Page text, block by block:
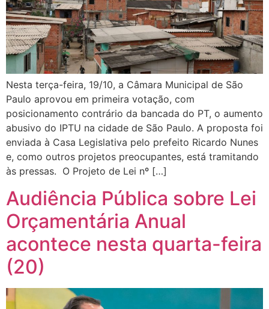
Nesta terça-feira, 19/10, a Câmara Municipal de São
Paulo aprovou em primeira votação, com
posicionamento contrário da bancada do PT, o aumento
abusivo do IPTU na cidade de São Paulo. A proposta foi
enviada à Casa Legislativa pelo prefeito Ricardo Nunes
e, como outros projetos preocupantes, está tramitando
às pressas. O Projeto de Lei nº […]
Audiência Pública sobre Lei
Orçamentária Anual
acontece nesta quarta-feira
(20)